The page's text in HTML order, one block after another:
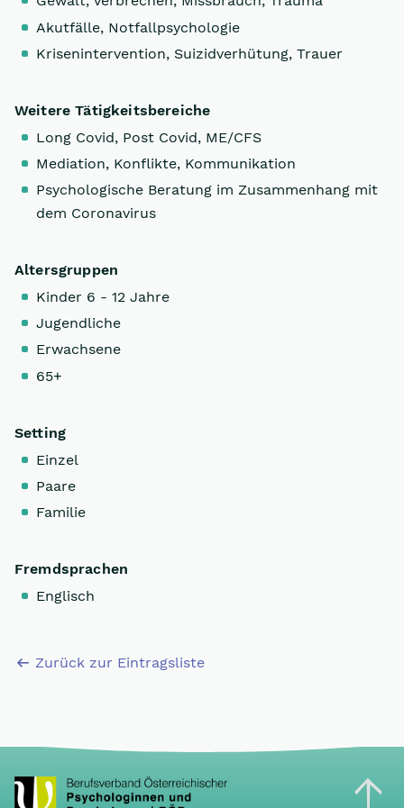
Akutfälle, Notfallpsychologie
Krisenintervention, Suizidverhütung, Trauer
Weitere Tätigkeitsbereiche
Long Covid, Post Covid, ME/CFS
Mediation, Konflikte, Kommunikation
Psychologische Beratung im Zusammenhang mit
dem Coronavirus
Altersgruppen
Kinder 6 - 12 Jahre
Jugendliche
Erwachsene
65+
Setting
Einzel
Paare
Familie
Fremdsprachen
Englisch
Zurück zur Eintragsliste